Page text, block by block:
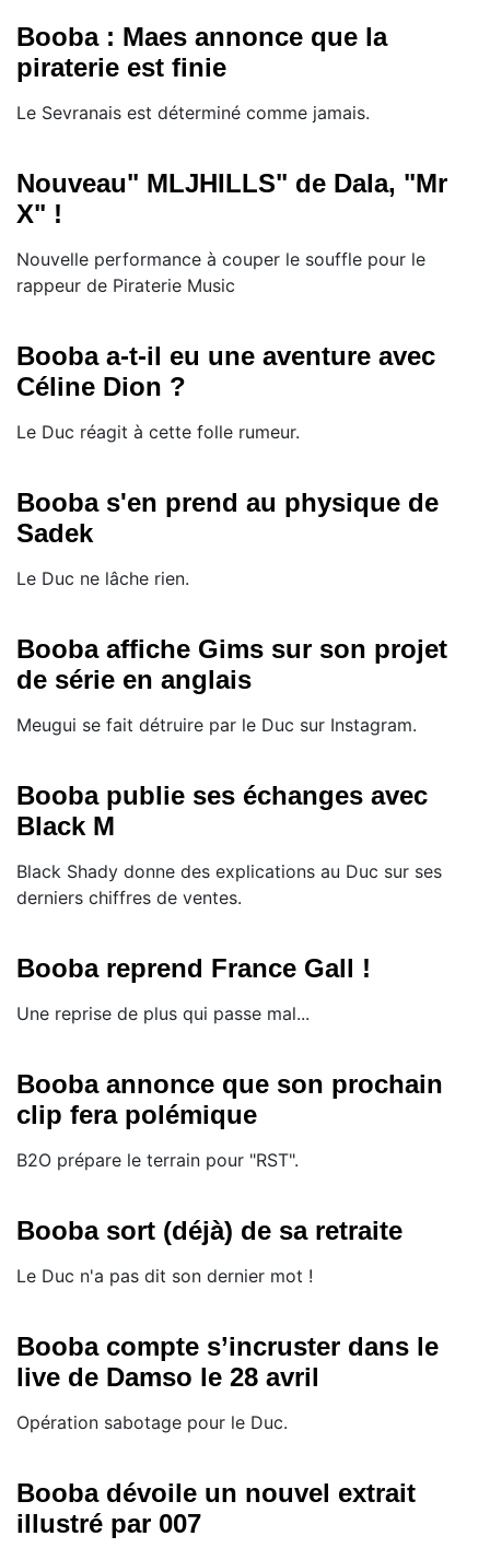
Booba : Maes annonce que la
piraterie est finie
Le Sevranais est déterminé comme jamais.
Nouveau" MLJHILLS" de Dala, "Mr
X" !
Nouvelle performance à couper le souffle pour le
rappeur de Piraterie Music
Booba a-t-il eu une aventure avec
Céline Dion ?
Le Duc réagit à cette folle rumeur.
Booba s'en prend au physique de
Sadek
Le Duc ne lâche rien.
Booba affiche Gims sur son projet
de série en anglais
Meugui se fait détruire par le Duc sur Instagram.
Booba publie ses échanges avec
Black M
Black Shady donne des explications au Duc sur ses
derniers chiffres de ventes.
Booba reprend France Gall !
Une reprise de plus qui passe mal...
Booba annonce que son prochain
clip fera polémique
B2O prépare le terrain pour "RST".
Booba sort (déjà) de sa retraite
Le Duc n'a pas dit son dernier mot !
Booba compte s’incruster dans le
live de Damso le 28 avril
Opération sabotage pour le Duc.
Booba dévoile un nouvel extrait
illustré par 007